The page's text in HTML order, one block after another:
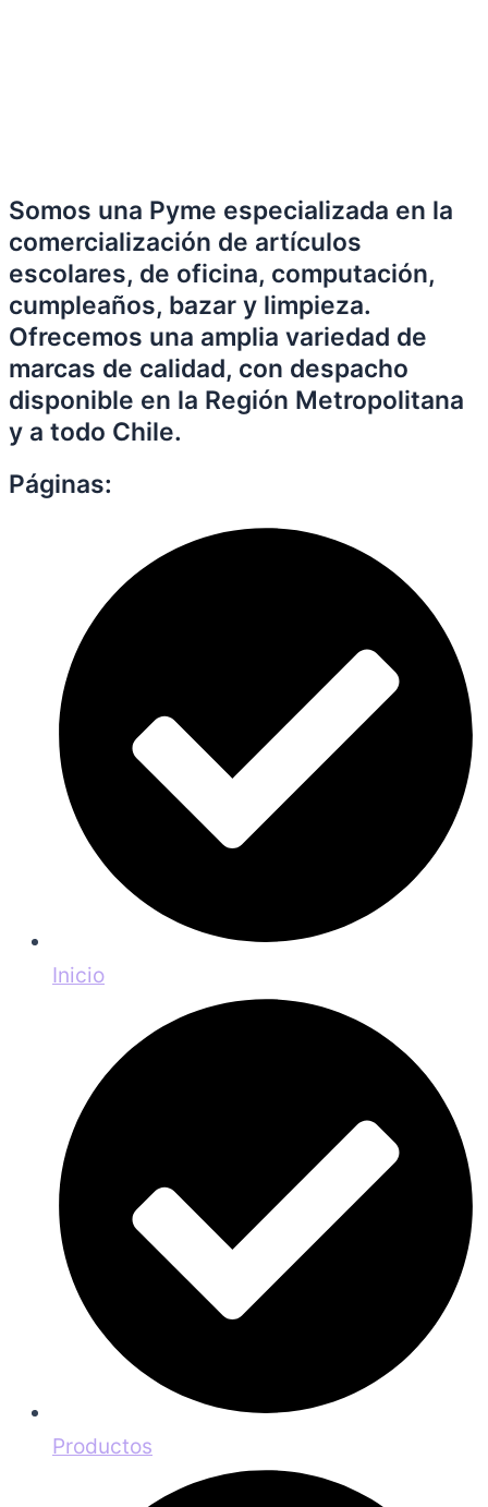
Somos una Pyme especializada en la
comercialización de artículos
escolares, de oficina, computación,
cumpleaños, bazar y limpieza.
Ofrecemos una amplia variedad de
marcas de calidad, con despacho
disponible en la Región Metropolitana
y a todo Chile.
Páginas:
Inicio
Productos